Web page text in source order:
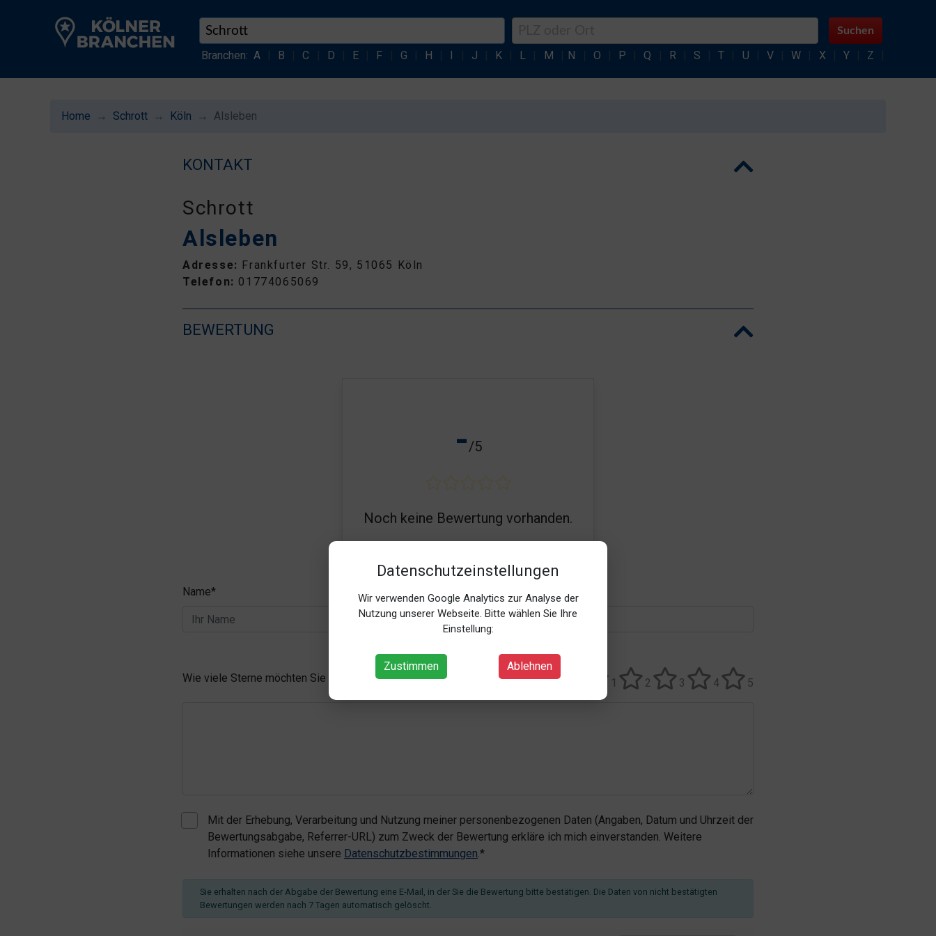
Datenschutzeinstellungen
Wir verwenden Google Analytics zur Analyse der
Nutzung unserer Webseite. Bitte wählen Sie Ihre
Einstellung:
Zustimmen Ablehnen
Suchen
Branchen: A B C D E F G H I J K L M N O P Q R S T U V W X Y Z
Home Schrott Köln Alsleben
KONTAKT
Schrott
Alsleben
Adresse: Frankfurter Str. 59, 51065 Köln
Telefon: 01774065069
BEWERTUNG
-/5
Noch keine Bewertung vorhanden.
Name* E-Mail*
Wie viele Sterne möchten Sie vergeben?* 5
4
3
2
1
Mit der Erhebung, Verarbeitung und Nutzung meiner personenbezogenen Daten (Angaben, Datum und Uhrzeit der
Bewertungsabgabe, Referrer-URL) zum Zweck der Bewertung erkläre ich mich einverstanden. Weitere
Informationen siehe unsere Datenschutzbestimmungen.*
Sie erhalten nach der Abgabe der Bewertung eine E-Mail, in der Sie die Bewertung bitte bestätigen. Die Daten von nicht bestätigten
Bewertungen werden nach 7 Tagen automatisch gelöscht.